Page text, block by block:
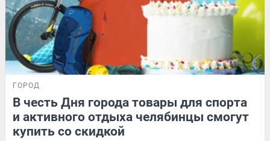
ГОРОД
В честь Дня города товары для спорта
и активного отдыха челябинцы смогут
купить со скидкой